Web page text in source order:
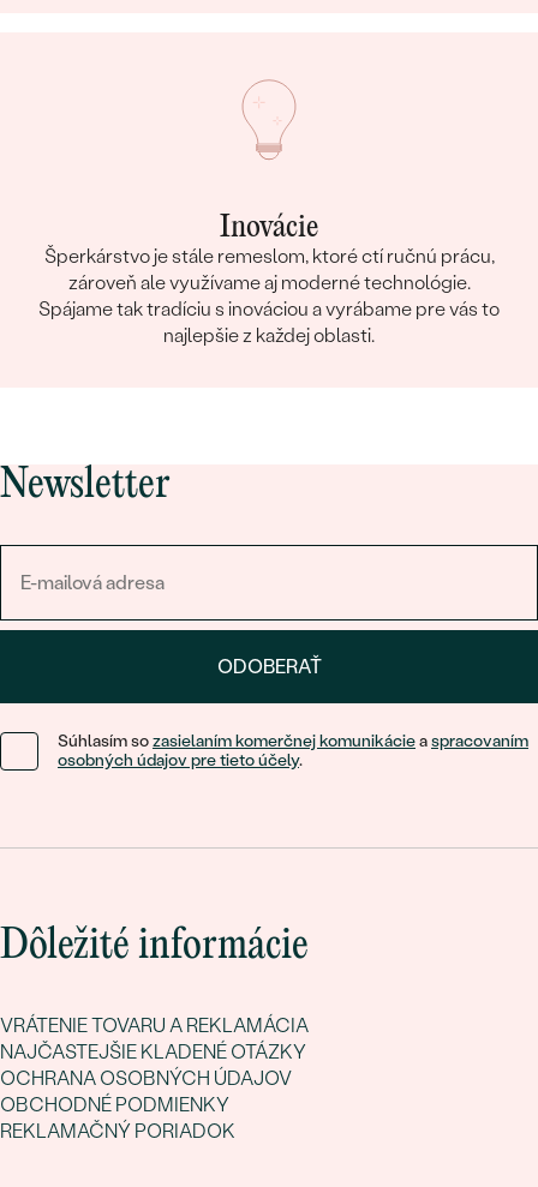
Inovácie
Šperkárstvo je stále remeslom, ktoré ctí ručnú prácu,
zároveň ale využívame aj moderné technológie.
Spájame tak tradíciu s inováciou a vyrábame pre vás to
najlepšie z každej oblasti.
Newsletter
ODOBERAŤ
Súhlasím sozasielaním komerčnej komunikácieaspracovaním
osobných údajov pre tieto účely.
Dôležité informácie
VRÁTENIE TOVARU A REKLAMÁCIA
NAJČASTEJŠIE KLADENÉ OTÁZKY
OCHRANA OSOBNÝCH ÚDAJOV
OBCHODNÉ PODMIENKY
REKLAMAČNÝ PORIADOK